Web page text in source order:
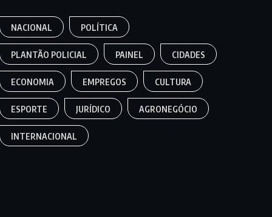
NACIONAL POLÍTICA
PLANTÃO POLICIAL PAINEL CIDADES
ECONOMIA EMPREGOS CULTURA
ESPORTE JURÍDICO AGRONEGÓCIO
INTERNACIONAL